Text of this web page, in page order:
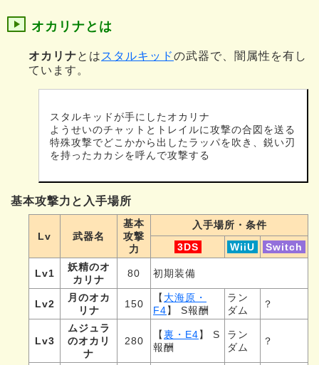
オカリナとは
オカリナとは スタルキッドの武器で、闇属性を有し
ています。
スタルキッドが手にしたオカリナ
ようせいのチャットとトレイルに攻撃の合図を送る
特殊攻撃でどこかから出したラッパを吹き、鋭い刃
を持ったカカシを呼んで攻撃する
基本攻撃力と入手場所
Lv 武器名
基本
攻撃
力
入手場所・条件
3DS
WiiU Switch
Lv1
妖精のオ
カリナ
80 初期装備
Lv2
月のオカ
リナ
150
【 大海原・
F4】 S報酬
ラン
ダム
？
Lv3
ムジュラ
のオカリ
ナ
280
【裏・E4】 S
報酬
ラン
ダム
？